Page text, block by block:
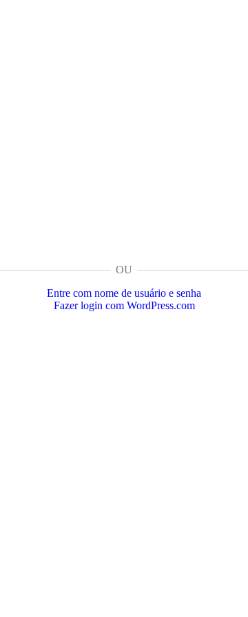
OU
Entre com nome de usuário e senha
Fazer login com WordPress.com